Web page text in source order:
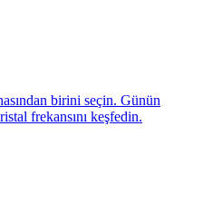
birini seçin. Günün
frekansını keşfedin.